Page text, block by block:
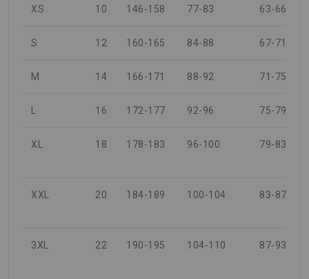
XS 10 146-158 77-83 63-66
S 12 160-165 84-88 67-71
M 14 166-171 88-92 71-75
16 172-177 92-96 75-79
XL 18 178-183 96-100 79-83
XXL 20 184-189 100-104 83-87
3XL 22 190-195 104-110 87-93